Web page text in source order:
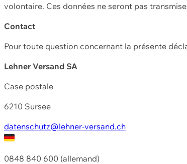
volontaire. Ces données ne seront pas
Contact
Pour toute question concernant la présente
Lehner Versand SA
Case postale
6210 Sursee
datenschutz@lehner-versand.ch
0848 840 600 (allemand)